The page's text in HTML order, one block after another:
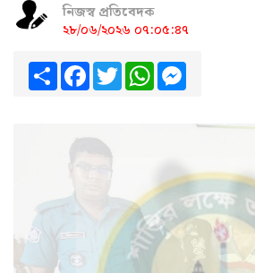
নিজস্ব প্রতিবেদক
২৮/০৬/২০২৬ ০৭:০৫:৪৭
ShareFacebook
TwitterWhatsApp